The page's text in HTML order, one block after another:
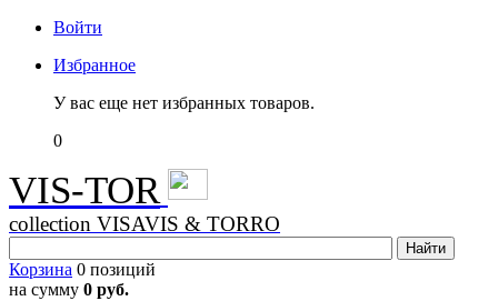
Войти
Избранное
У вас еще нет избранных товаров.
0
VIS-TOR
collection VISAVIS & TORRO
Корзина 0 позиций
на сумму 0 руб.